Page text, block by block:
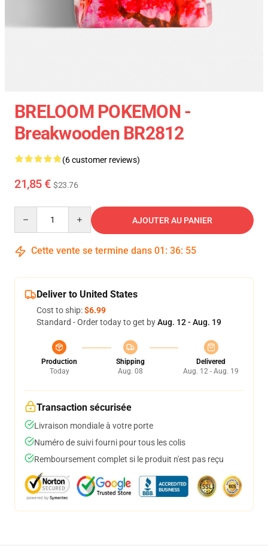
BRELOOM POKEMON -
Breakwooden BR2812
(6 customer reviews)
21,85 € $23.76
AJOUTER AU PANIER
Cette vente se termine dans 01 : 36: 54
Deliver to United States
Cost to ship:$6.99
Standard - Order today to get byAug. 12 - Aug. 19
Production
Today
Shipping
Aug. 08
Delivered
Aug. 12 - Aug. 19
Transaction sécurisée
Livraison mondiale à votre porte
Numéro de suivi fourni pour tous les colis
Remboursement complet si le produit n'est pas reçu